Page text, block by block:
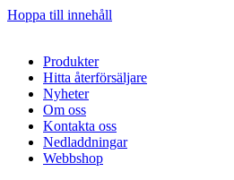
Hoppa till innehåll
Produkter
Hitta återförsäljare
Nyheter
Om oss
Kontakta oss
Nedladdningar
Webbshop